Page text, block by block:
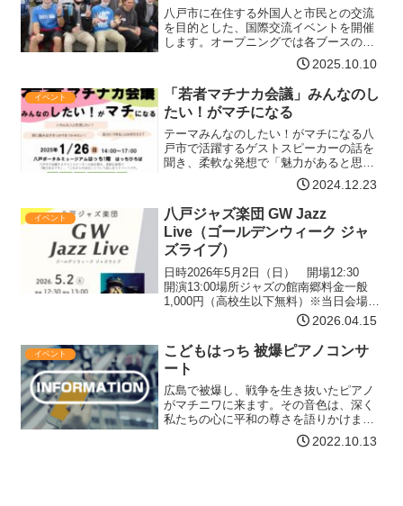
八戸市に在住する外国人と市民との交流
を目的とした、国際交流イベントを開催
します。オープニングでは各ブースの紹
介のほか、八戸在住外国人によるパフォ
ーマンスも予定されているので、国際色
豊かな雰囲気をお楽しみいただけます。
その後は、会場内を自由に…【詳細はコ
チラ】
2025.10.10
イベント
「若者マチナカ会議」みんなのし
たい！がマチになる
テーマみんなのしたい！がマチになる八
戸市で活躍するゲストスピーカーの話を
聞き、柔軟な発想で「魅力があると思え
るマチ」「これからの自分」について話
し合うイベントです。こんな方におすす
めです いろんな人と交流したい！ 前に踏
み出すきっかけをつか…【詳細はコチ
ラ】
2024.12.23
イベント
八戸ジャズ楽団 GW Jazz
Live（ゴールデンウィーク ジャ
ズライブ）
日時2026年5月2日（日） 開場12:30
開演13:00場所ジャズの館南郷料金一般
1,000円（高校生以下無料）※当日会場受
付にてお支払いください。チラシ下記リ
ンクをご確認ください。主催・お問い合
わせ八戸ジャズ楽団Mail：hachi…【詳細
はコチラ】
2026.04.15
イベント
こどもはっち 被爆ピアノコンサ
ート
広島で被爆し、戦争を生き抜いたピアノ
がマチニワに来ます。その音色は、深く
私たちの心に平和の尊さを語りかけま
す。子ども達に夢や希望のある未来を残
すため、大切なものを忘れないよう、ぜ
2022.10.13